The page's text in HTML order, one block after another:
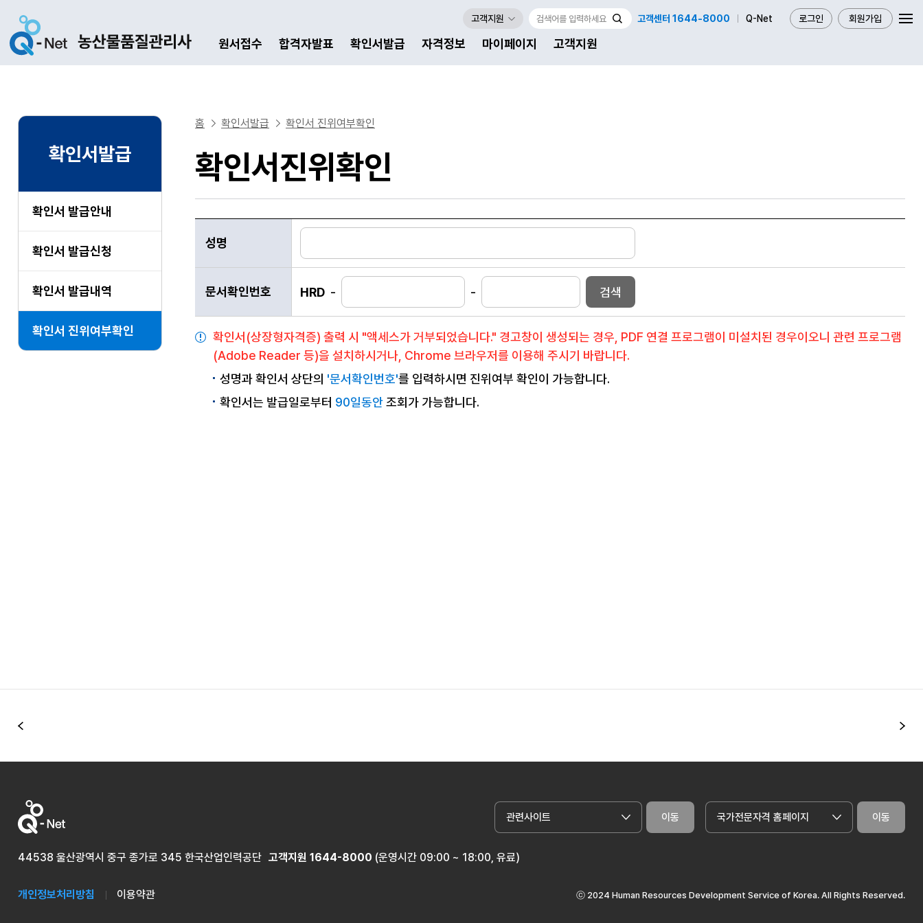
원서접수 합격자발표 확인서발급 자격정보 마이페이지 고객지원
로그인 회원가입
고객센터 1644-8000 Q-Net
고객지원
확인서발급
확인서 발급안내
확인서 발급신청
확인서 발급내역
확인서 진위여부확인
홈 확인서발급 확인서 진위여부확인
확인서진위확인
성명, 문서확인번호로 구분된 확인서 진위확인 안내표
성명
문서확인번호 HRD - - 검색
확인서(상장형자격증) 출력 시 "액세스가 거부되었습니다." 경고창이 생성되는 경우, PDF 연결 프로그램이 미설치된 경우이오니 관련 프로그램
(Adobe Reader 등)을 설치하시거나, Chrome 브라우저를 이용해 주시기 바랍니다.
성명과 확인서 상단의 '문서확인번호'를 입력하시면 진위여부 확인이 가능합니다.
확인서는 발급일로부터 90일동안조회가 가능합니다.
44538 울산광역시 중구 종가로 345 한국산업인력공단 고객지원 1644-8000 (운영시간 09:00 ~ 18:00, 유료)
개인정보처리방침 이용약관
관련사이트 이동 국가전문자격 홈페이지 이동
ⓒ 2024 Human Resources Development Service of Korea. All Rights Reserved.